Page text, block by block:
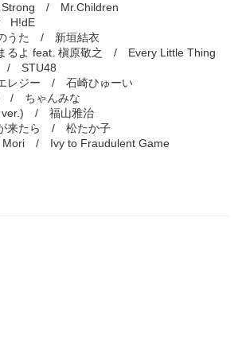
/ Mr.Children
H!dE
うた / 新垣結衣
よ feat. 槇原敬之 / Every Little Thing
/ STU48
レジー / 石崎ひゅーい
/ ちゃんみな
/ 福山雅治
来たら / 松たか子
Mori / Ivy to Fraudulent Game